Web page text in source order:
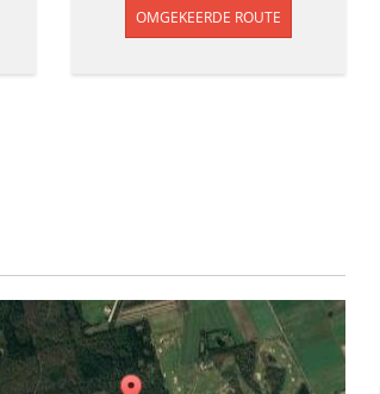
OMGEKEERDE ROUTE